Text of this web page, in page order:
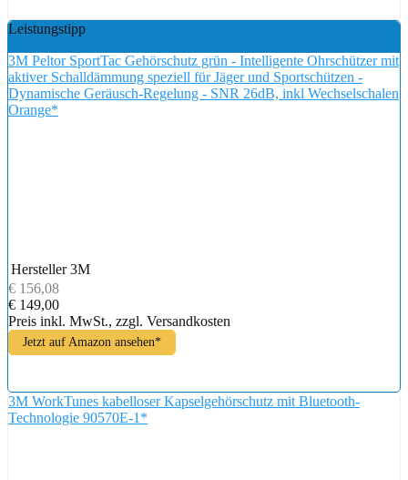
Leistungstipp
3M Peltor SportTac Gehörschutz grün - Intelligente Ohrschützer mit
aktiver Schalldämmung speziell für Jäger und Sportschützen -
Dynamische Geräusch-Regelung - SNR 26dB, inkl Wechselschalen
Orange*
Hersteller 3M
€ 156,08
€ 149,00
Preis inkl. MwSt., zzgl. Versandkosten
Jetzt auf Amazon ansehen*
3M WorkTunes kabelloser Kapselgehörschutz mit Bluetooth-
Technologie 90570E-1*